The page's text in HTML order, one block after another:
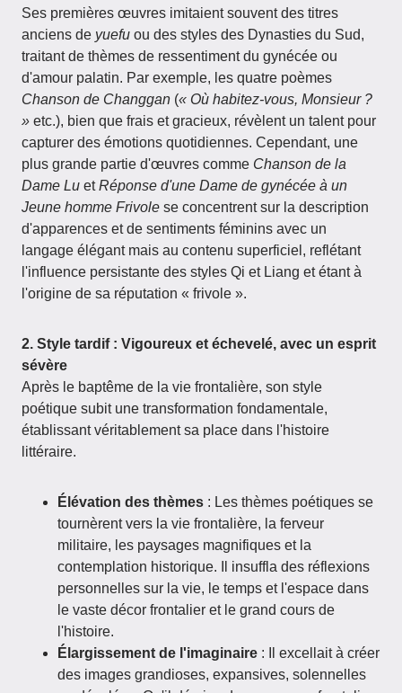
Ses premières œuvres imitaient souvent des titres
anciens de yuefu ou des styles des Dynasties du Sud,
traitant de thèmes de ressentiment du gynécée ou
d'amour palatin. Par exemple, les quatre poèmes
Chanson de Changgan (« Où habitez-vous, Monsieur ?
» etc.), bien que frais et gracieux, révèlent un talent pour
capturer des émotions quotidiennes. Cependant, une
plus grande partie d'œuvres comme Chanson de la
Dame Lu etRéponse d'une Dame de gynécée à un
Jeune homme Frivole se concentrent sur la description
d'apparences et de sentiments féminins avec un
langage élégant mais au contenu superficiel, reflétant
l'influence persistante des styles Qi et Liang et étant à
l'origine de sa réputation « frivole ».
2. Style tardif : Vigoureux et échevelé, avec un esprit
sévère
Après le baptême de la vie frontalière, son style
poétique subit une transformation fondamentale,
établissant véritablement sa place dans l'histoire
littéraire.
Élévation des thèmes : Les thèmes poétiques se
tournèrent vers la vie frontalière, la ferveur
militaire, les paysages magnifiques et la
contemplation historique. Il insuffla des réflexions
personnelles sur la vie, le temps et l'espace dans
le vaste décor frontalier et le grand cours de
l'histoire.
Élargissement de l'imaginaire : Il excellait à créer
des images grandioses, expansives, solennelles